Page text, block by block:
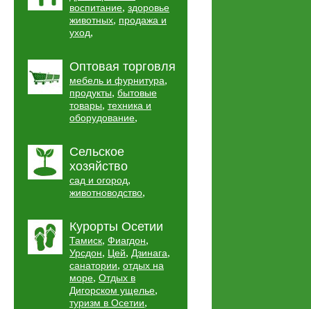
воспитание, здоровье
животных, продажа и
уход,
Оптовая торговля
мебель и фурнитура,
продукты, бытовые
товары, техника и
оборудование,
Сельское
хозяйство
сад и огород,
животноводство,
Курорты Осетии
Тамиск, Фиагдон,
Урсдон, Цей, Дзинага,
санатории, отдых на
море, Отдых в
Дигорском ущелье,
туризм в Осетии,